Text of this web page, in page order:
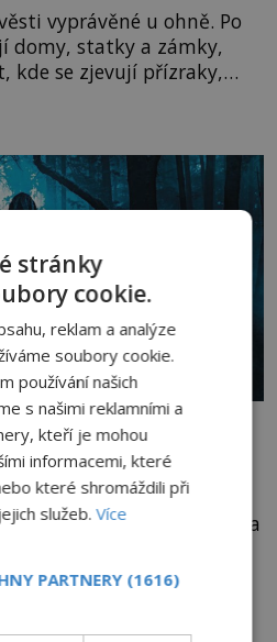
vyprávěné u ohně. Po
domy, statky a zámky,
kde se zjevují přízraky,
nebo se dějí podivné
podobná svědectví po
tato opakující se svědectví
lesy světa: Vstoupí
3.5TIS
anomálie, děsivé přízraky a
z hlubin temného
filmu, ale
lesů, které jsou
stránky
cookie.
reklam a analýze
soubory cookie.
používání našich
s našimi reklamními a
kteří je mohou
informacemi, které
které shromáždili při
služeb.Více
PARTNERY (1616)